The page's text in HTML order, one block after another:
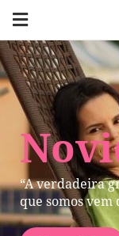
“A verdadeira
que somos vem